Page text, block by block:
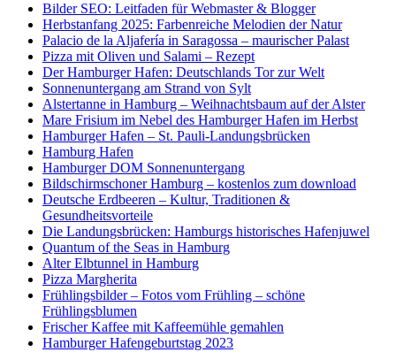
Bilder SEO: Leitfaden für Webmaster & Blogger
Herbstanfang 2025: Farbenreiche Melodien der Natur
Palacio de la Aljafería in Saragossa – maurischer Palast
Pizza mit Oliven und Salami – Rezept
Der Hamburger Hafen: Deutschlands Tor zur Welt
Sonnenuntergang am Strand von Sylt
Alstertanne in Hamburg – Weihnachtsbaum auf der Alster
Mare Frisium im Nebel des Hamburger Hafen im Herbst
Hamburger Hafen – St. Pauli-Landungsbrücken
Hamburg Hafen
Hamburger DOM Sonnenuntergang
Bildschirmschoner Hamburg – kostenlos zum download
Deutsche Erdbeeren – Kultur, Traditionen &
Gesundheitsvorteile
Die Landungsbrücken: Hamburgs historisches Hafenjuwel
Quantum of the Seas in Hamburg
Alter Elbtunnel in Hamburg
Pizza Margherita
Frühlingsbilder – Fotos vom Frühling – schöne
Frühlingsblumen
Frischer Kaffee mit Kaffeemühle gemahlen
Hamburger Hafengeburtstag 2023